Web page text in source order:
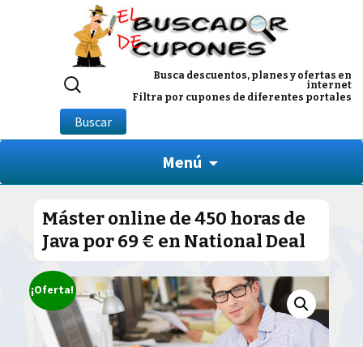
Busca descuentos, planes y ofertas en
internet
Filtra por cupones de diferentes portales
Buscar
por:
Buscar
Menú
Máster online de 450 horas de
Java por 69 € en National Deal
¡Oferta!